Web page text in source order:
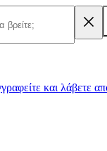
και λάβετε